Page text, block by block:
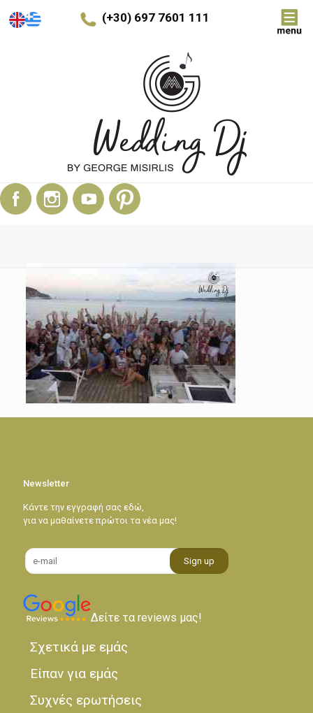
(+30) 697 7601 111
Newsletter
Κάντε την εγγραφή σας εδώ,
για να μαθαίνετε πρώτοι τα νέα μας!
Δείτε τα reviews μας!
Σχετικά με εμάς
Είπαν για εμάς
Συχνές ερωτήσεις